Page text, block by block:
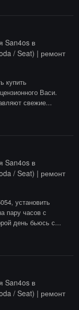
San4os в
/ Seat) | ремонт
купить
Васи.
свежие...
San4os в
/ Seat) | ремонт
установить
пару часов с
день бьюсь с...
San4os в
/ Seat) | ремонт